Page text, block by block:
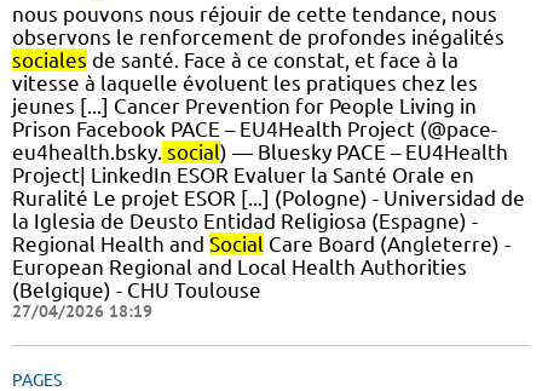
nous pouvons nous réjouir de cette tendance, nous
observons le renforcement de profondes inégalités
sociales de santé. Face à ce constat, et face à la
vitesse à laquelle évoluent les pratiques chez les
jeunes [...] Cancer Prevention for People Living in
Prison Facebook PACE – EU4Health Project (@pace-
eu4health.bsky. social) — Bluesky PACE – EU4Health
Project| LinkedIn ESOR Evaluer la Santé Orale en
Ruralité Le projet ESOR [...] (Pologne) - Universidad de
la Iglesia de Deusto Entidad Religiosa (Espagne) -
Regional Health and Social Care Board (Angleterre) -
European Regional and Local Health Authorities
(Belgique) - CHU Toulouse
27/04/2026 18:19
PAGES